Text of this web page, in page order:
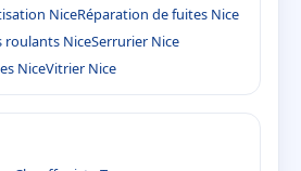
NiceRéparation de fuites Nice
roulants NiceSerrurier Nice
NiceVitrier Nice